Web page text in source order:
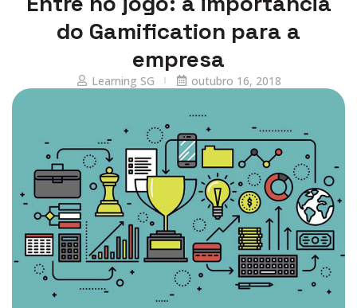
do Gamification para a
empresa
Learning SG outubro 16, 2018